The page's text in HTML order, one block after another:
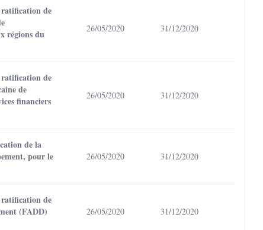
ratification de
régions du
26/05/2020 31/12/2020
ratification de
de
financiers
26/05/2020 31/12/2020
de la
pour le
26/05/2020 31/12/2020
ratification de
(FADD)
26/05/2020 31/12/2020